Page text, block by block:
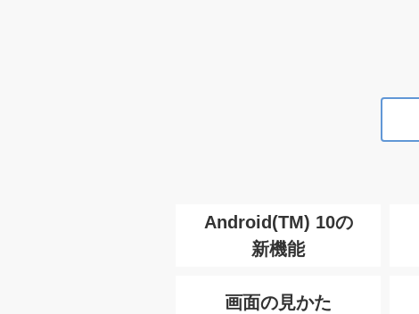
Android(TM) 10の
新機能
画面の見かた